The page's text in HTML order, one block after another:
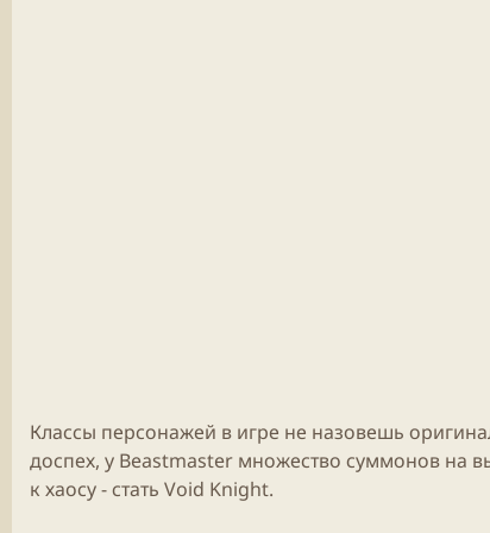
Классы персонажей в игре не назовешь
доспех, у Beastmaster множество суммонов на
к хаосу - стать Void Knight.